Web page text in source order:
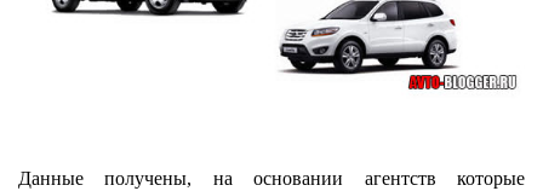
Данные получены, на основании агентств которые